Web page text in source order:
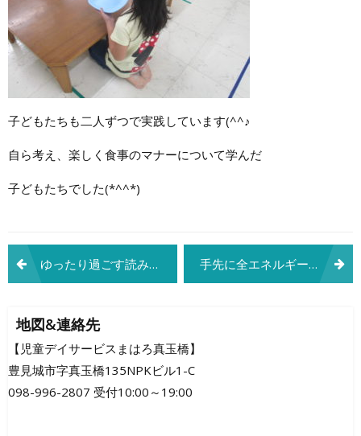
子どもたちも二人ずつで実践しています(^^♪
自ら考え、楽しく食事のマナーについて学んだ
子どもたちでした(*^^*)
投
稿
ナ
ビ
ゲ
ゆったり過ごす読み聞かせの時間 手先に全エネルギーを
地図&連絡先
【児童デイサービスまはろ真玉橋】
豊見城市字真玉橋135NPKビル1-C
098-996-2807 受付10:00～19:00